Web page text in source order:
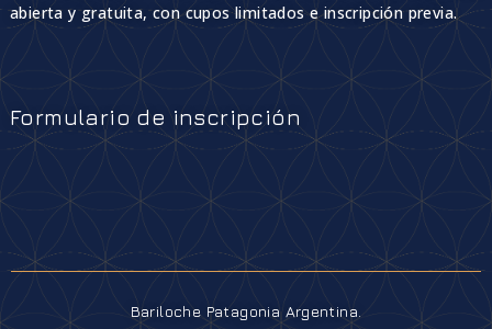
abierta y gratuita, con cupos limitados e inscripción previa.
Formulario de inscripción
Bariloche Patagonia Argentina.